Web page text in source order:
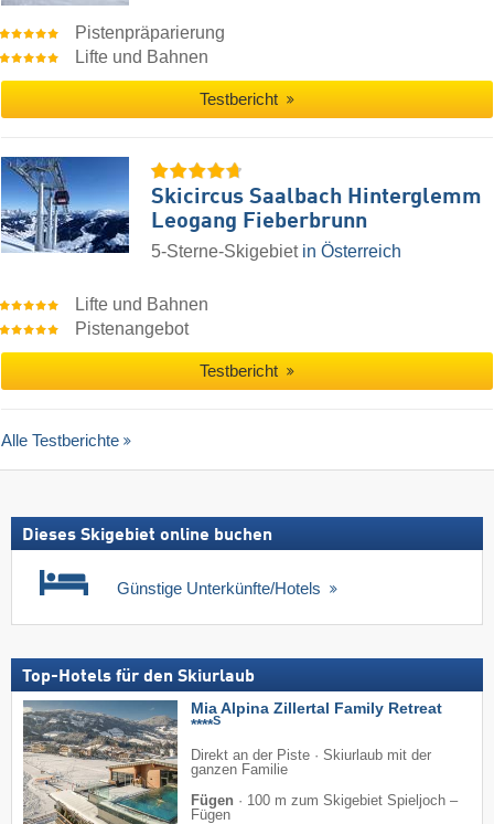
Pistenpräparierung
Lifte und Bahnen
Testbericht
Skicircus Saalbach Hinterglemm
Leogang Fieberbrunn
5-Sterne-Skigebiet in Österreich
Lifte und Bahnen
Pistenangebot
Testbericht
Alle Testberichte
Dieses Skigebiet online buchen
Günstige Unterkünfte/Hotels
Top-Hotels für den Skiurlaub
Mia Alpina Zillertal Family Retreat
****S
Direkt an der Piste · Skiurlaub mit der
ganzen Familie
Fügen · 100 m zum Skigebiet Spieljoch –
Fügen